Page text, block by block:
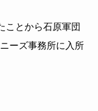
ことから石原軍団
ーズ事務所に入所